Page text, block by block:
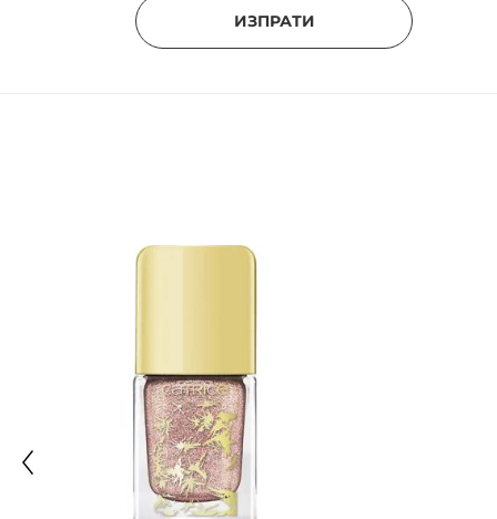
ИЗПРАТИ